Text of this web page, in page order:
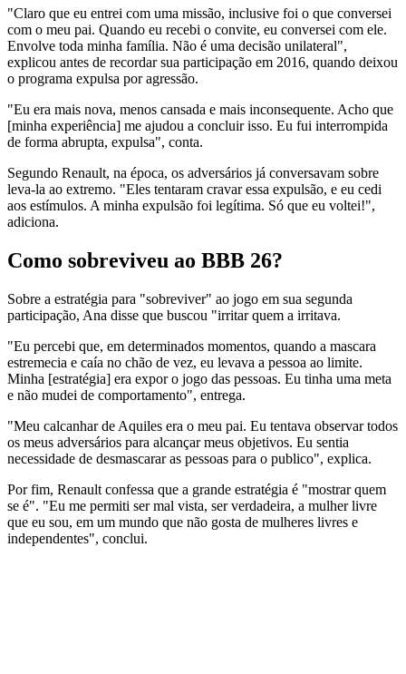
"Claro que eu entrei com uma missão, inclusive foi o que conversei
com o meu pai. Quando eu recebi o convite, eu conversei com ele.
Envolve toda minha família. Não é uma decisão unilateral",
explicou antes de recordar sua participação em 2016, quando deixou
o programa expulsa por agressão.
"Eu era mais nova, menos cansada e mais inconsequente. Acho que
[minha experiência] me ajudou a concluir isso. Eu fui interrompida
de forma abrupta, expulsa", conta.
Segundo Renault, na época, os adversários já conversavam sobre
leva-la ao extremo. "Eles tentaram cravar essa expulsão, e eu cedi
aos estímulos. A minha expulsão foi legítima. Só que eu voltei!",
adiciona.
Como sobreviveu ao BBB 26?
Sobre a estratégia para "sobreviver" ao jogo em sua segunda
participação, Ana disse que buscou "irritar quem a irritava.
"Eu percebi que, em determinados momentos, quando a mascara
estremecia e caía no chão de vez, eu levava a pessoa ao limite.
Minha [estratégia] era expor o jogo das pessoas. Eu tinha uma meta
e não mudei de comportamento", entrega.
"Meu calcanhar de Aquiles era o meu pai. Eu tentava observar todos
os meus adversários para alcançar meus objetivos. Eu sentia
necessidade de desmascarar as pessoas para o publico", explica.
Por fim, Renault confessa que a grande estratégia é "mostrar quem
se é". "Eu me permiti ser mal vista, ser verdadeira, a mulher livre
que eu sou, em um mundo que não gosta de mulheres livres e
independentes", conclui.